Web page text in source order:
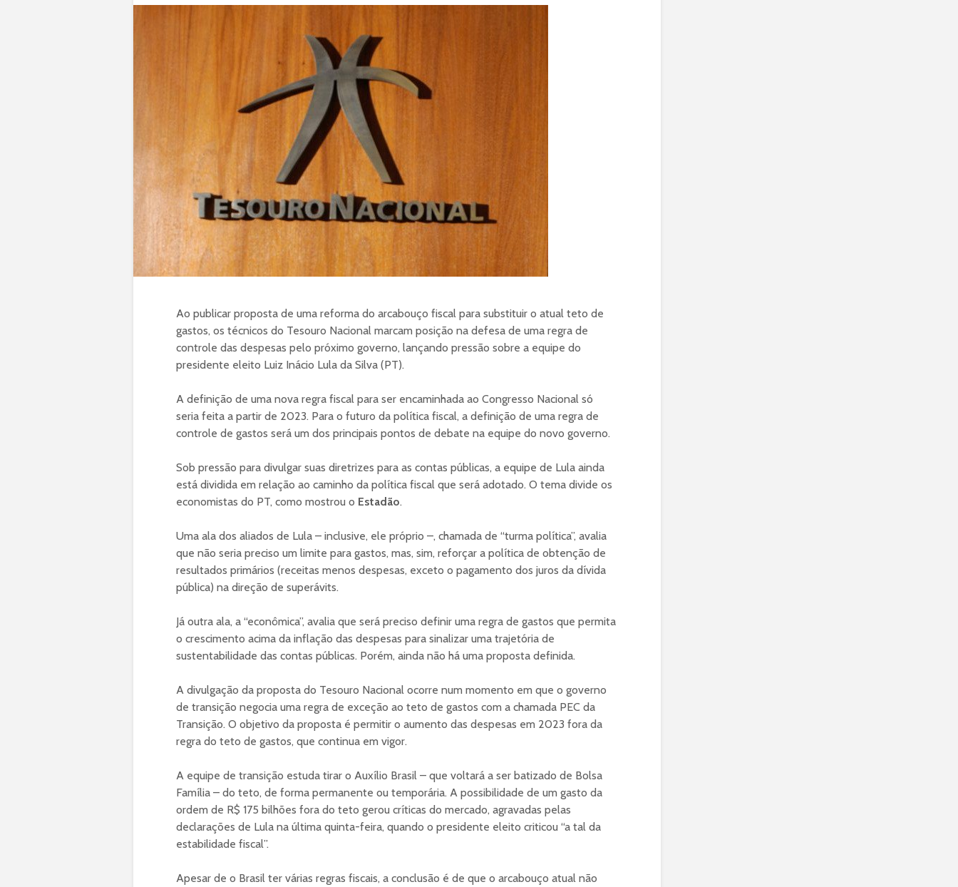
Ao publicar proposta de uma reforma do arcabouço fiscal para substituir o atual teto de
gastos, os técnicos do Tesouro Nacional marcam posição na defesa de uma regra de
controle das despesas pelo próximo governo, lançando pressão sobre a equipe do
presidente eleito Luiz Inácio Lula da Silva (PT).
A definição de uma nova regra fiscal para ser encaminhada ao Congresso Nacional só
seria feita a partir de 2023. Para o futuro da política fiscal, a definição de uma regra de
controle de gastos será um dos principais pontos de debate na equipe do novo governo.
Sob pressão para divulgar suas diretrizes para as contas públicas, a equipe de Lula ainda
está dividida em relação ao caminho da política fiscal que será adotado. O tema divide os
economistas do PT, como mostrou o Estadão.
Uma ala dos aliados de Lula – inclusive, ele próprio –, chamada de “turma política”, avalia
que não seria preciso um limite para gastos, mas, sim, reforçar a política de obtenção de
resultados primários (receitas menos despesas, exceto o pagamento dos juros da dívida
pública) na direção de superávits.
Já outra ala, a “econômica”, avalia que será preciso definir uma regra de gastos que permita
o crescimento acima da inflação das despesas para sinalizar uma trajetória de
sustentabilidade das contas públicas. Porém, ainda não há uma proposta definida.
A divulgação da proposta do Tesouro Nacional ocorre num momento em que o governo
de transição negocia uma regra de exceção ao teto de gastos com a chamada PEC da
Transição. O objetivo da proposta é permitir o aumento das despesas em 2023 fora da
regra do teto de gastos, que continua em vigor.
A equipe de transição estuda tirar o Auxílio Brasil – que voltará a ser batizado de Bolsa
Família – do teto, de forma permanente ou temporária. A possibilidade de um gasto da
ordem de R$ 175 bilhões fora do teto gerou críticas do mercado, agravadas pelas
declarações de Lula na última quinta-feira, quando o presidente eleito criticou “a tal da
estabilidade fiscal”.
Apesar de o Brasil ter várias regras fiscais, a conclusão é de que o arcabouço atual não